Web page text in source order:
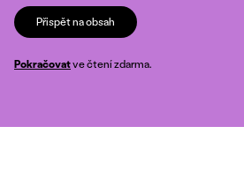
Přispět na obsah
Pokračovatve čtení zdarma.